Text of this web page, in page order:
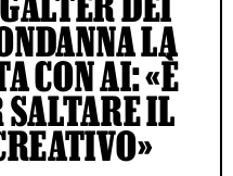
LA
CON AI: «È
SALTARE IL